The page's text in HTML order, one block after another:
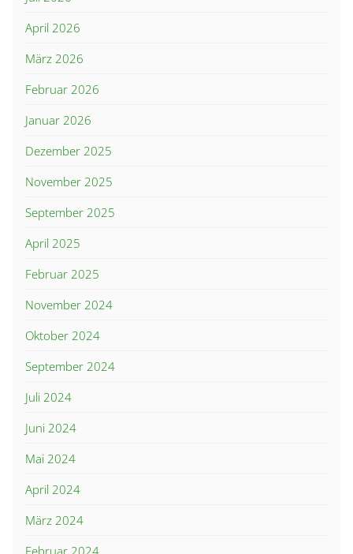
April 2026
März 2026
Februar 2026
Januar 2026
Dezember 2025
November 2025
September 2025
April 2025
Februar 2025
November 2024
Oktober 2024
September 2024
Juli 2024
Juni 2024
Mai 2024
April 2024
März 2024